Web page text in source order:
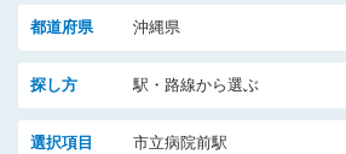
都道府県 沖縄県
探し方 駅・路線から選ぶ
選択項目 市立病院前駅